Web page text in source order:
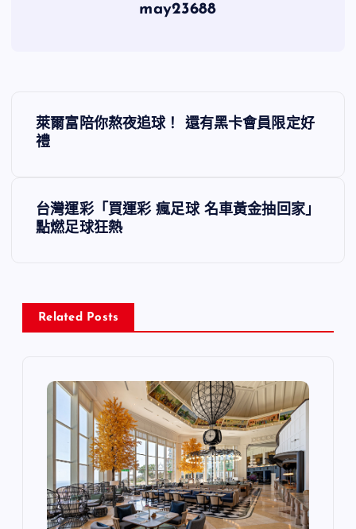
may23688
文
章
覽
萊爾富陪你熬夜追球！ 還有黑卡會員限定好
禮
台灣運彩「買運彩 瘋足球 名車黃金抽回家」
點燃足球狂熱
Related Posts